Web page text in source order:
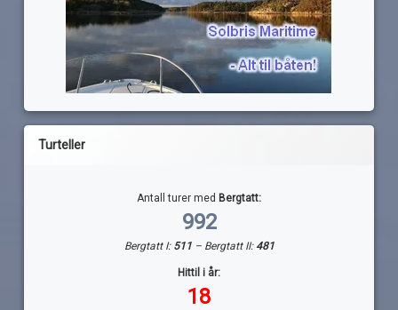
Turteller
Antall turer med Bergtatt:
992
Bergtatt I: 511 – Bergtatt II:481
Hittil i år:
18